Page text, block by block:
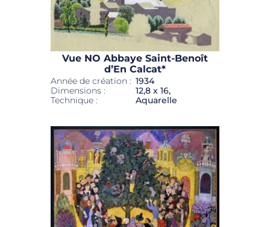
Vue NO Abbaye Saint-Benoît
d’En Calcat*
Année de création : 1934
Dimensions :
12,8 x 16,
Technique :
Aquarelle